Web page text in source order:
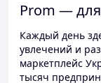
Prom —
Каждый день
увлечений и
маркетплейс
тысяч